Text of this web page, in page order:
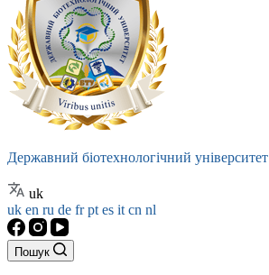
Державний біотехнологічний університет
uk
uk en ru de frpt es it cn nl
Пошук